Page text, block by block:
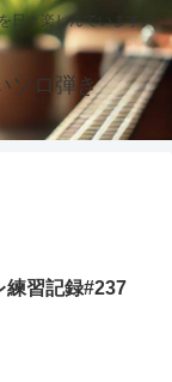
日々楽しんでいます。
ソロ弾き
習記録#237